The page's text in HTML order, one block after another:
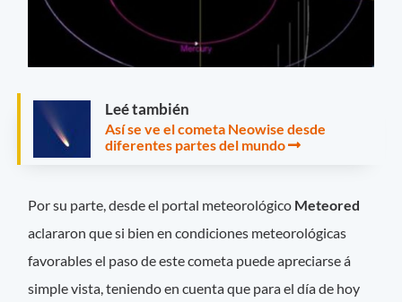
Leé también
Así se ve el cometa Neowise desde
diferentes partes del mundo
Por su parte, desde el portal meteorológico Meteored
aclararon que si bien en condiciones meteorológicas
favorables el paso de este cometa puede apreciarse á
simple vista, teniendo en cuenta que para el día de hoy